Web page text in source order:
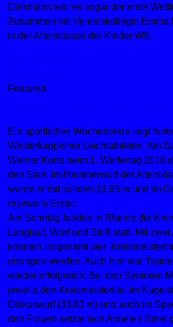
Diekmann war es sogar der erste
Zusammen mit Vereinskollegin Emma
in der Altersklasse der Kinder W9.
Featured
Ein sportliches Wochenende liegt
Westerkappelner Leichtathleten. Am
Werner Korte beim 1. Werfertag 2018
den Start. Im Hammerwurf der
wurde er mit soliden 33,65 m und im
m jeweils Erster.
Am Sonntag fanden in Rheine die
Langlauf, Wurf und Stoß statt. Mit
konnten insgesamt vier
errungen werden. Auch hier war
wieder erfolgreich. Bei den Senioren
jeweils den Kreismeistertitel im
Diskuswurf (33,83 m) und auch im
den Frauen setzte sich Annelen Steer